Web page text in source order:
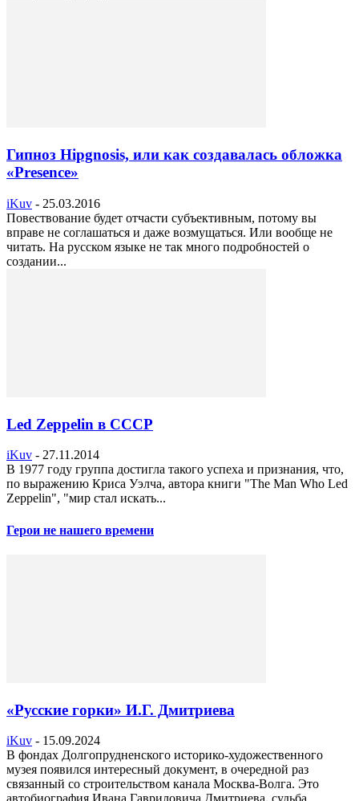
Гипноз Hipgnosis, или как создавалась обложка
«Presence»
iKuv - 25.03.2016
Повествование будет отчасти субъективным, потому вы
вправе не соглашаться и даже возмущаться. Или вообще не
читать. На русском языке не так много подробностей о
создании...
Led Zeppelin в СССР
iKuv - 27.11.2014
В 1977 году группа достигла такого успеха и признания, что,
по выражению Криса Уэлча, автора книги "The Man Who Led
Zeppelin", "мир стал искать...
Герои не нашего времени
«Русские горки» И.Г. Дмитриева
iKuv - 15.09.2024
В фондах Долгопрудненского историко-художественного
музея появился интересный документ, в очередной раз
связанный со строительством канала Москва-Волга. Это